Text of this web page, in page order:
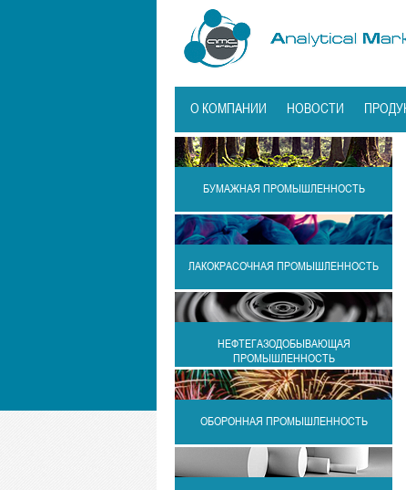
О КОМПАНИИ НОВОСТИ
БУМАЖНАЯ ПРОМЫШЛЕННОСТЬ
ЛАКОКРАСОЧНАЯ ПРОМЫШЛЕННОСТЬ
НЕФТЕГАЗОДОБЫВАЮЩАЯ
ПРОМЫШЛЕННОСТЬ
ОБОРОННАЯ ПРОМЫШЛЕННОСТЬ